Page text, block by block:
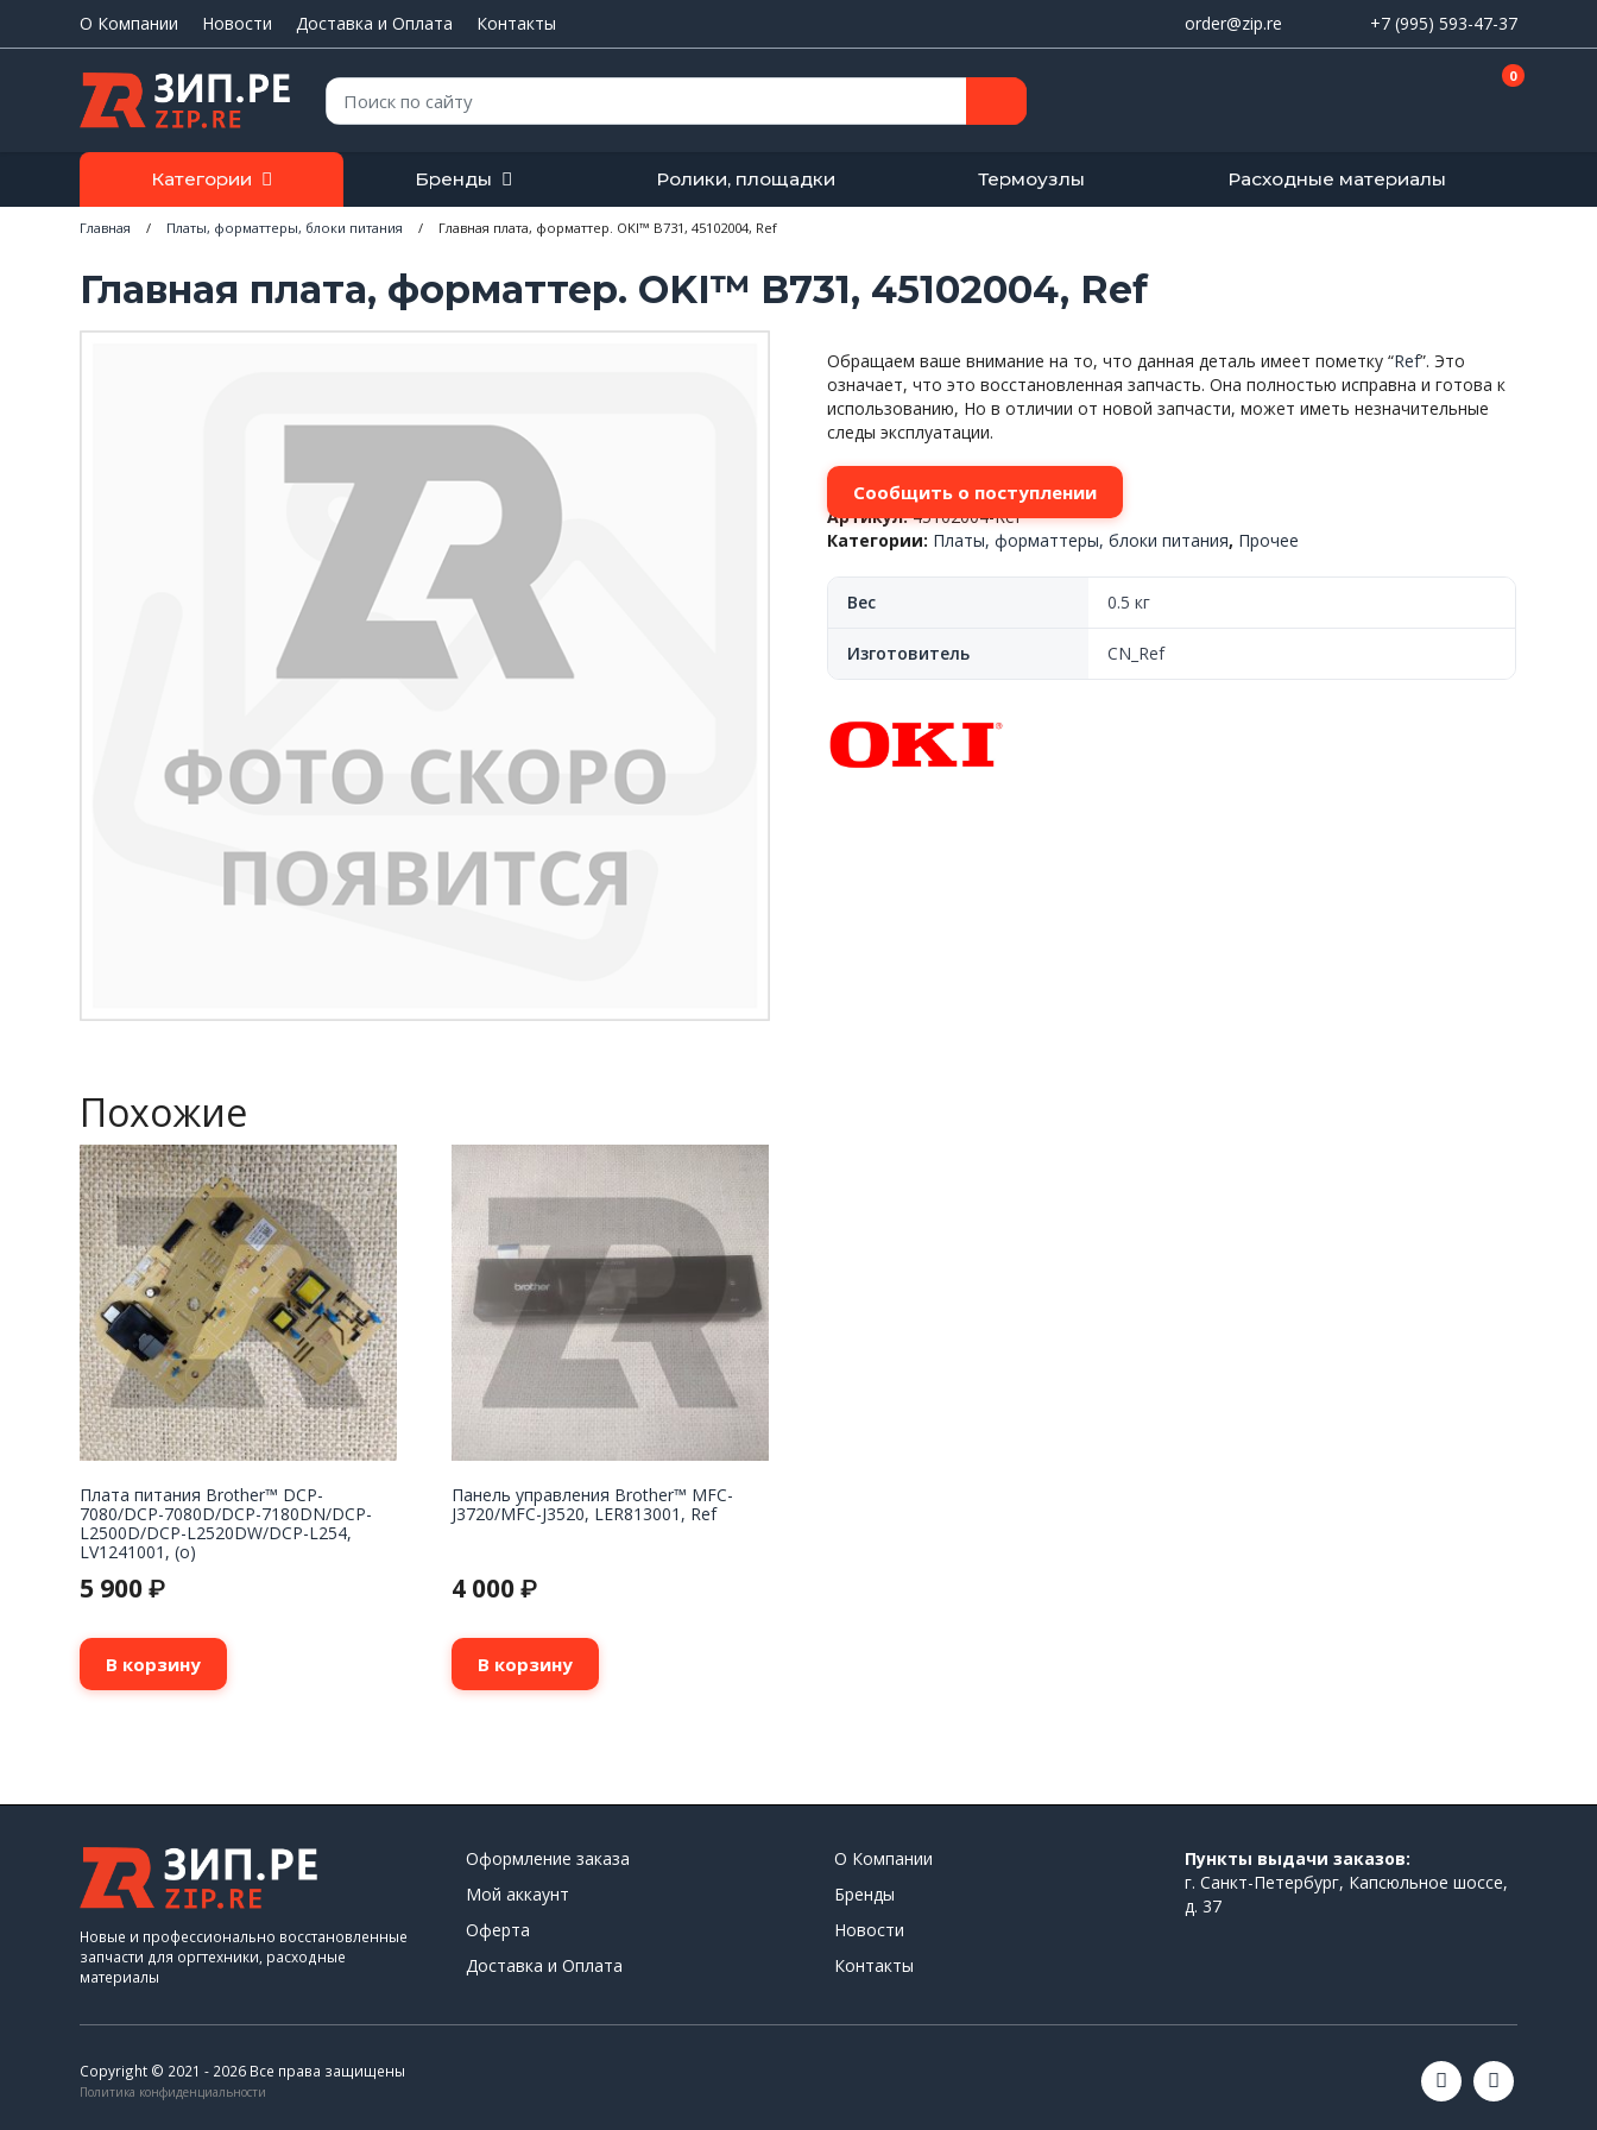
О Компании Новости Доставка и Оплата Контакты order@zip.re +7 (995) 593-47-37
Поиск: 0
Категории Бренды Ролики, площадки Термоузлы Расходные материалы
Главная / Платы, форматтеры, блоки питания / Главная плата, форматтер. OKI™ B731, 45102004, Ref
Главная плата, форматтер. OKI™ B731, 45102004, Ref
Обращаем ваше внимание на то, что данная деталь имеет пометку “Ref”. Это
означает, что это восстановленная запчасть. Она полностью исправна и готова к
использованию, Но в отличии от новой запчасти, может иметь незначительные
следы эксплуатации.
Сообщить о поступлении
Артикул:45102004-Ref
Категории: Платы, форматтеры, блоки питания, Прочее
Вес 0.5 кг
Изготовитель CN_Ref
Похожие
Плата питания Brother™ DCP-
7080/DCP-7080D/DCP-7180DN/DCP-
L2500D/DCP-L2520DW/DCP-L254,
LV1241001, (o)
5 900 ₽
В корзину
Панель управления Brother™ MFC-
J3720/MFC-J3520, LER813001, Ref
4 000 ₽
В корзину
Новые и профессионально восстановленные
запчасти для оргтехники, расходные
материалы
Оформление заказа
Мой аккаунт
Оферта
Доставка и Оплата
О Компании
Бренды
Новости
Контакты
Пункты выдачи заказов:
г. Санкт-Петербург, Капсюльное шоссе,
д. 37
Copyright © 2021 - 2026 Все права защищены
Политика конфиденциальности